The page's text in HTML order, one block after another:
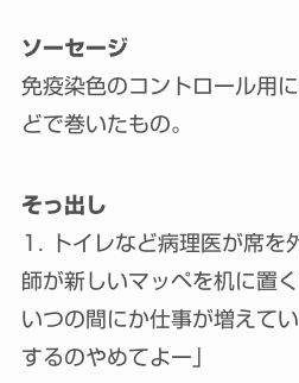
ソーセージ
免疫染色のコントロール用
どで巻いたもの。
そっ出し
1. トイレなど病理医が席を
師が新しいマッペを机に置
いつの間にか仕事が増えて
するのやめてよー」